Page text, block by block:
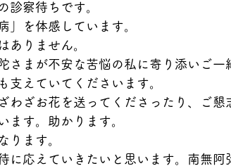
診察待ちです。
」を体感しています。
ありません。
さまが不安な苦悩の私に寄り添いご
支えていてくださいます。
わざお花を送ってくださったり、ご懇
ます。助かります。
ります。
に応えていきたいと思います。南無阿